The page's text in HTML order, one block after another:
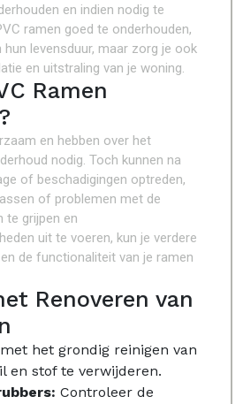
en indien nodig te
ramen goed te onderhouden,
hun levensduur, maar zorg je ook
en uitstraling van je woning.
Ramen
en hebben over het
nodig. Toch kunnen na
of beschadigingen optreden,
of problemen met de
te grijpen en
uit te voeren, kun je verdere
de functionaliteit van je ramen
Renoveren van
het grondig reinigen van
en stof te verwijderen.
Controleer de